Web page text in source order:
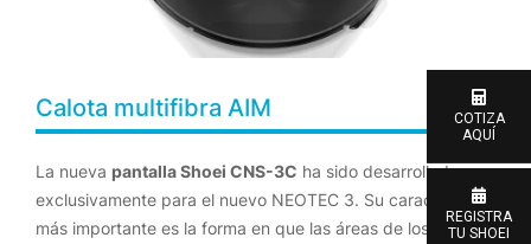
Calota multifibra AIM
La nueva pantalla Shoei CNS-3C ha sido desarrollada
exclusivamente para el nuevo NEOTEC 3. Su característica
más importante es la forma en que las áreas de los
COTIZA
AQUÍ
REGISTRA
TU SHOEI